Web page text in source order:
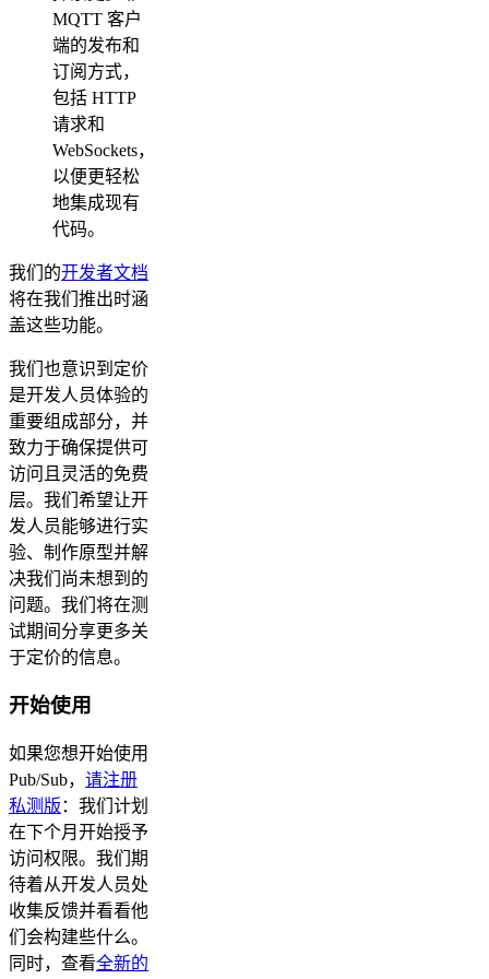
MQTT 客户
端的发布和
订阅方式，
包括 HTTP
请求和
WebSockets，
以便更轻松
地集成现有
代码。
我们的开发者文档
将在我们推出时涵
盖这些功能。
我们也意识到定价
是开发人员体验的
重要组成部分，并
致力于确保提供可
访问且灵活的免费
层。我们希望让开
发人员能够进行实
验、制作原型并解
决我们尚未想到的
问题。我们将在测
试期间分享更多关
于定价的信息。
开始使用
如果您想开始使用
Pub/Sub， 请注册
私测版 ：我们计划
在下个月开始授予
访问权限。我们期
待着从开发人员处
收集反馈并看看他
们会构建些什么。
同时，查看全新的